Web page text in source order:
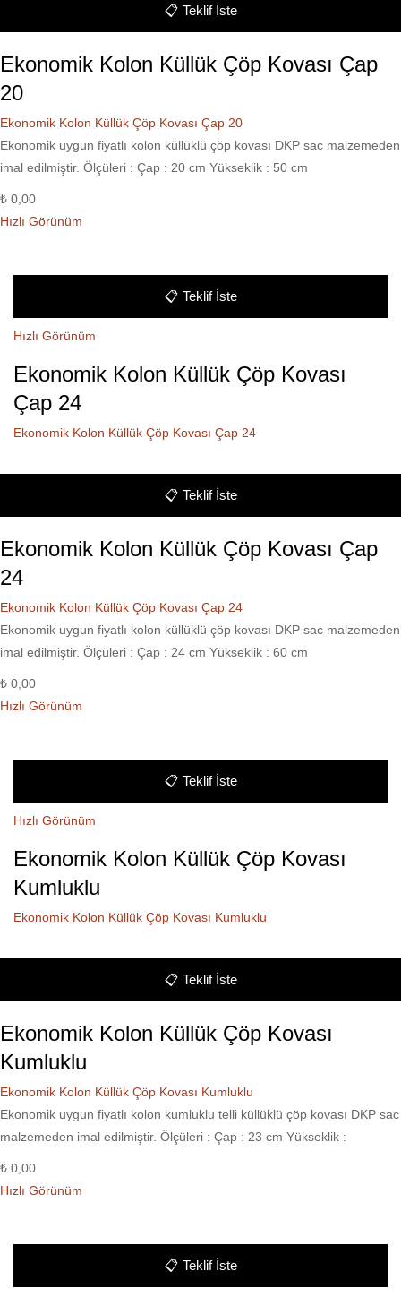
📋 Teklif İste
Ekonomik Kolon Küllük Çöp Kovası Çap
20
Ekonomik Kolon Küllük Çöp Kovası Çap 20
Ekonomik uygun fiyatlı kolon küllüklü çöp kovası DKP sac malzemeden
imal edilmiştir. Ölçüleri : Çap : 20 cm Yükseklik : 50 cm
₺ 0,00
Hızlı Görünüm
📋 Teklif İste
Hızlı Görünüm
Ekonomik Kolon Küllük Çöp Kovası
Çap 24
Ekonomik Kolon Küllük Çöp Kovası Çap 24
📋 Teklif İste
Ekonomik Kolon Küllük Çöp Kovası Çap
24
Ekonomik Kolon Küllük Çöp Kovası Çap 24
Ekonomik uygun fiyatlı kolon küllüklü çöp kovası DKP sac malzemeden
imal edilmiştir. Ölçüleri : Çap : 24 cm Yükseklik : 60 cm
₺ 0,00
Hızlı Görünüm
📋 Teklif İste
Hızlı Görünüm
Ekonomik Kolon Küllük Çöp Kovası
Kumluklu
Ekonomik Kolon Küllük Çöp Kovası Kumluklu
📋 Teklif İste
Ekonomik Kolon Küllük Çöp Kovası
Kumluklu
Ekonomik Kolon Küllük Çöp Kovası Kumluklu
Ekonomik uygun fiyatlı kolon kumluklu telli küllüklü çöp kovası DKP sac
malzemeden imal edilmiştir. Ölçüleri : Çap : 23 cm Yükseklik :
₺ 0,00
Hızlı Görünüm
📋 Teklif İste